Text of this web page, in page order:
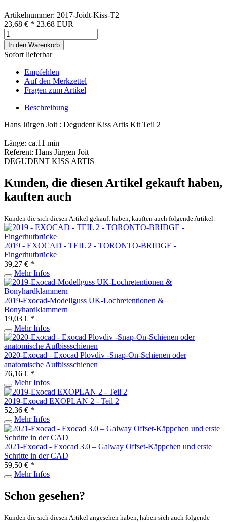
Artikelnummer: 2017-Joidt-Kiss-T2
23,68 € * 23.68 EUR
In den Warenkorb
Sofort lieferbar
Empfehlen
Auf den Merkzettel
Fragen zum Artikel
Beschreibung
Hans Jürgen Joit : Degudent Kiss Artis Kit Teil 2
Länge: ca.11 min
Referent: Hans Jürgen Joit
DEGUDENT KISS ARTIS
Kunden, die diesen Artikel gekauft haben,
kauften auch
Kunden die sich diesen Artikel gekauft haben, kauften auch folgende Artikel.
2019 - EXOCAD - TEIL 2 - TORONTO-BRIDGE -
Fingerhutbrücke
39,27 € *
Mehr Infos
2019-Exocad-Modellguss UK-Lochretentionen &
Bonyhardklammern
19,03 € *
Mehr Infos
2020-Exocad - Exocad Plovdiv -Snap-On-Schienen oder
anatomische Aufbissschienen
76,16 € *
Mehr Infos
2019-Exocad EXOPLAN 2 - Teil 2
52,36 € *
Mehr Infos
2021-Exocad - Exocad 3.0 – Galway Offset-Käppchen und erste
Schritte in der CAD
59,50 € *
Mehr Infos
Schon gesehen?
Kunden die sich diesen Artikel angesehen haben, haben sich auch folgende